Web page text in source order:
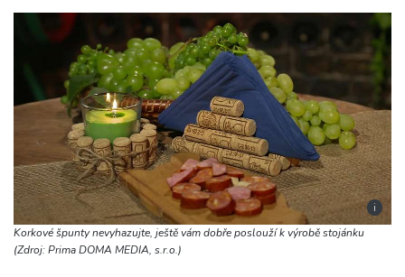
i
Korkové špunty nevyhazujte, ještě vám dobře poslouží k výrobě stojánku
(Zdroj: Prima DOMA MEDIA, s.r.o.)